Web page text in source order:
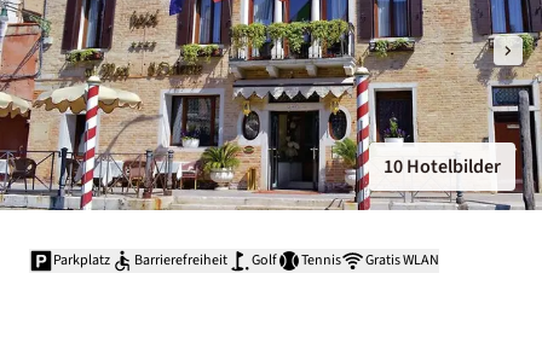
10 Hotelbilder
Parkplatz Barrierefreiheit Golf Tennis Gratis WLAN